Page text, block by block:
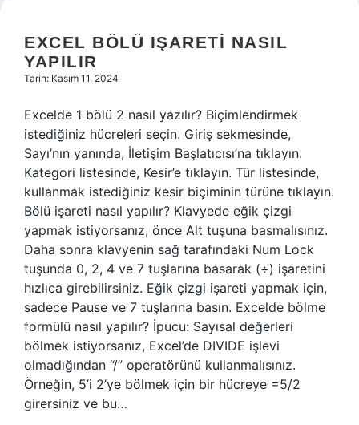
EXCEL BÖLÜ IŞARETI NASIL
YAPILIR
Tarih: Kasım 11, 2024
Excelde 1 bölü 2 nasıl yazılır? Biçimlendirmek
istediğiniz hücreleri seçin. Giriş sekmesinde,
Sayı’nın yanında, İletişim Başlatıcısı’na tıklayın.
Kategori listesinde, Kesir’e tıklayın. Tür listesinde,
kullanmak istediğiniz kesir biçiminin türüne tıklayın.
Bölü işareti nasıl yapılır? Klavyede eğik çizgi
yapmak istiyorsanız, önce Alt tuşuna basmalısınız.
Daha sonra klavyenin sağ tarafındaki Num Lock
tuşunda 0, 2, 4 ve 7 tuşlarına basarak (÷) işaretini
hızlıca girebilirsiniz. Eğik çizgi işareti yapmak için,
sadece Pause ve 7 tuşlarına basın. Excelde bölme
formülü nasıl yapılır? İpucu: Sayısal değerleri
bölmek istiyorsanız, Excel’de DIVIDE işlevi
olmadığından “/” operatörünü kullanmalısınız.
Örneğin, 5’i 2’ye bölmek için bir hücreye =5/2
girersiniz ve bu…